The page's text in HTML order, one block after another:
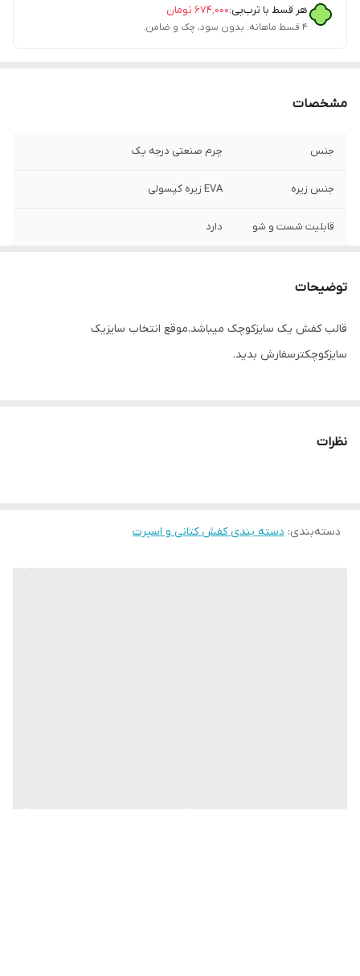
هر قسط با ترب‌پی:۶۷۴٬۰۰۰ تومان
۴ قسط ماهانه. بدون سود، چک و ضامن.
مشخصات
جنس چرم صنعتی درجه یک
جنس زیره EVA زیره کپسولی
قابلیت شست و شو دارد
موارد استفاده
نحوه بسته شدن
کفش
توضیحات
قالب کفش یک سایزکوچک میباشد.موقع انتخاب سایزیک
سایزکوچکترسفارش بدید.
نظرات
دسته‌بندی: دسته بندی کفش کتانی و اسپرت